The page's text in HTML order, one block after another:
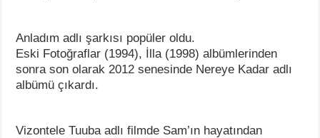
Anladım adlı şarkısı popüler oldu.
Eski Fotoğraflar (1994), İlla (1998) albümlerinden
sonra son olarak 2012 senesinde Nereye Kadar adlı
albümü çıkardı.
Vizontele Tuuba adlı filmde Sam’ın hayatından